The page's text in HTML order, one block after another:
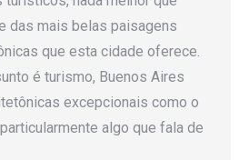
das mais belas paisagens
que esta cidade oferece.
é turismo, Buenos Aires
excepcionais como o
algo que fala de